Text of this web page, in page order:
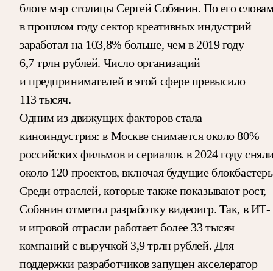
блоге мэр столицы Сергей Собянин. По его
в прошлом году сектор креативных индустрий
заработал на 103,8% больше, чем в 2019 году —
6,7 трлн рублей. Число организаций
и предпринимателей в этой сфере превысило
113 тысяч.
Одним из движущих факторов стала
киноиндустрия: в Москве снимается около 80%
российских фильмов и сериалов. в 2024 году
около 120 проектов, включая будущие
Среди отраслей, которые также показывают рост,
Собянин отметил разработку видеоигр. Так, в ИТ-
и игровой отрасли работает более 33 тысяч
компаний с выручкой 3,9 трлн рублей. Для
поддержки разработчиков запущен акселератор